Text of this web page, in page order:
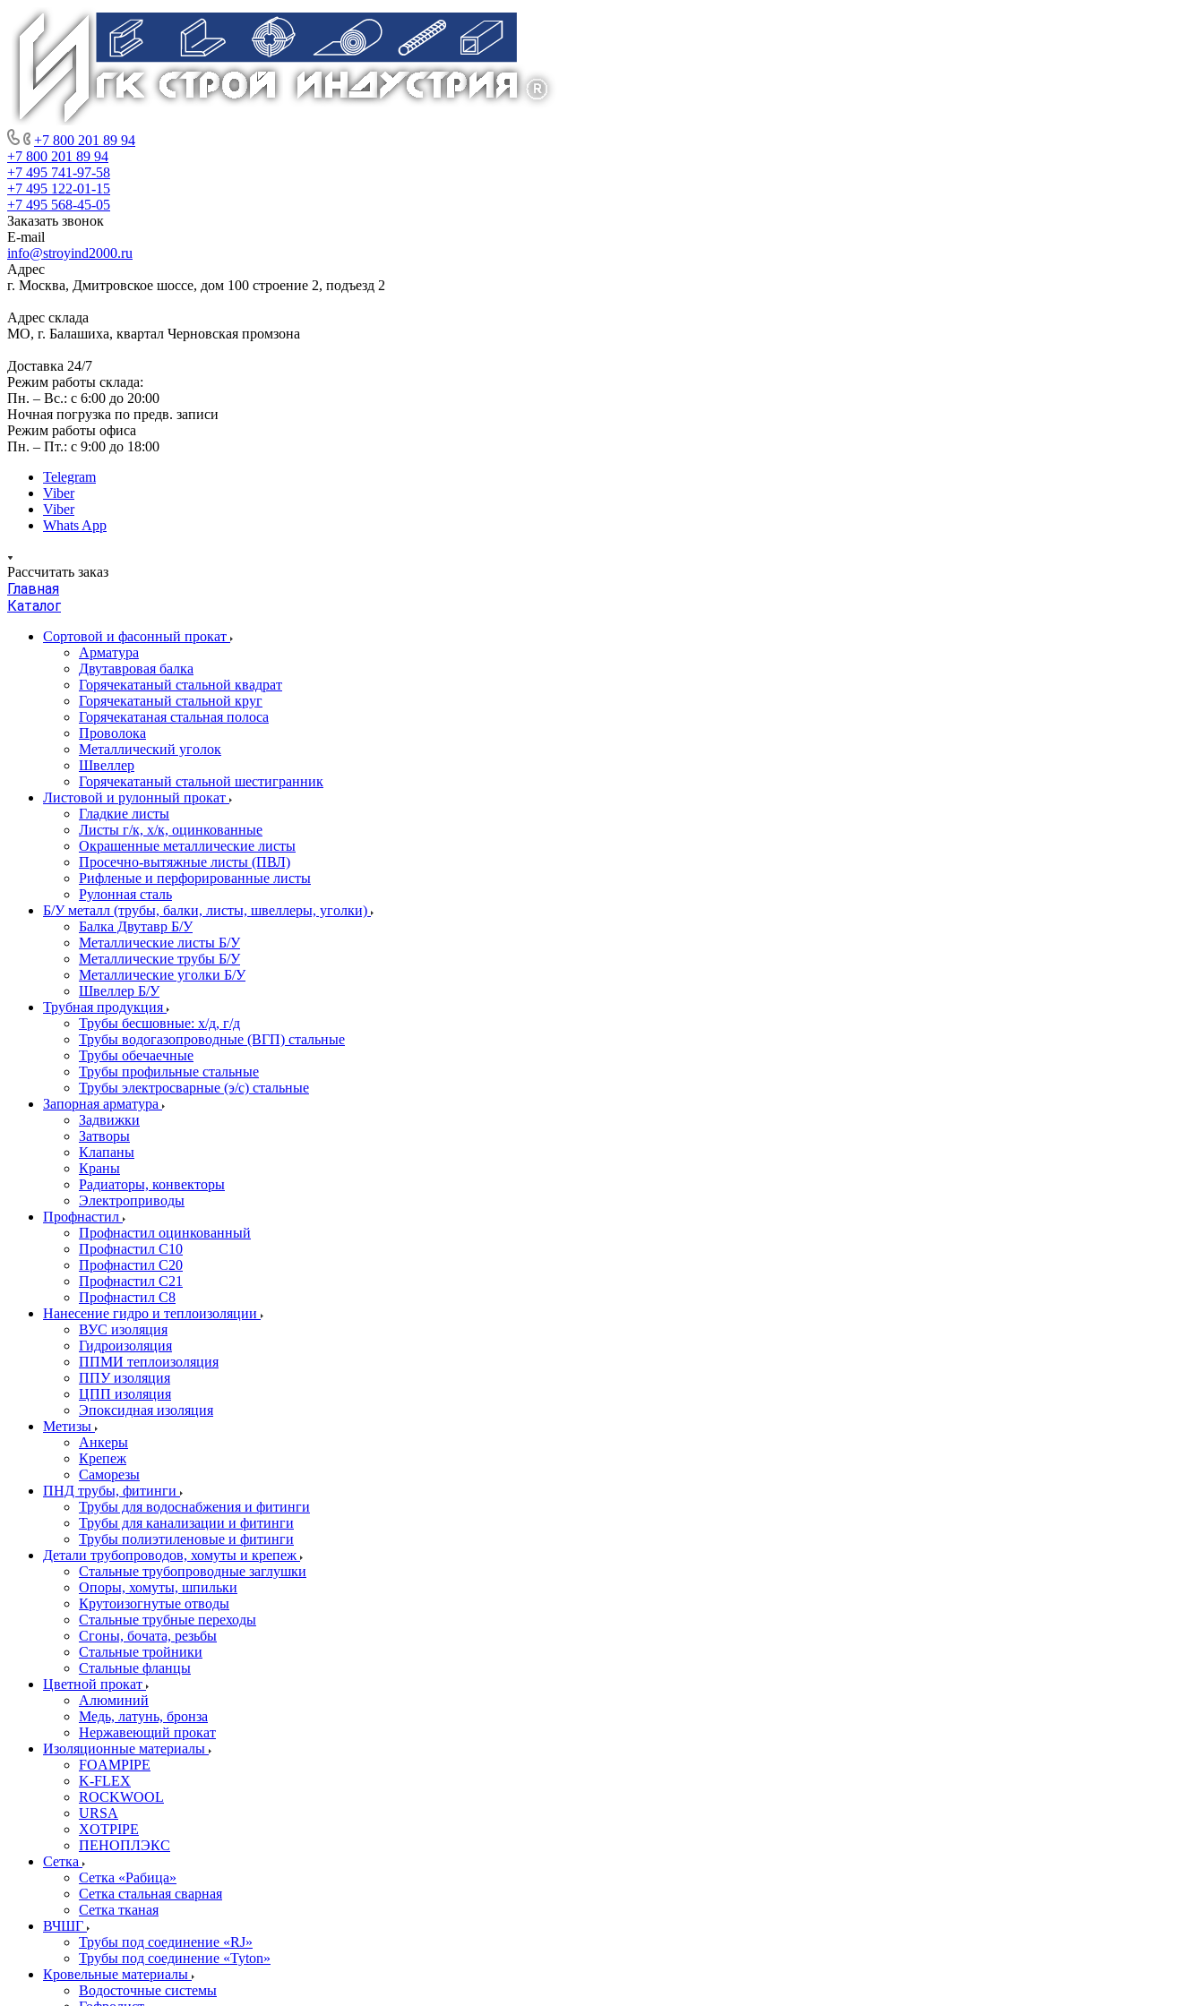
+7 800 201 89 94
+7 800 201 89 94
+7 495 741-97-58
+7 495 122-01-15
+7 495 568-45-05
Заказать звонок
E-mail
info@stroyind2000.ru
Адрес
г. Москва, Дмитровское шоссе, дом 100 строение 2, подъезд 2
Адрес склада
МО, г. Балашиха, квартал Черновская промзона
Доставка 24/7
Режим работы склада:
Пн. – Вс.: с 6:00 до 20:00
Ночная погрузка по предв. записи
Режим работы офиса
Пн. – Пт.: с 9:00 до 18:00
Telegram
Viber
Viber
Whats App
Рассчитать заказ
Главная
Каталог
Сортовой и фасонный прокат
Арматура
Двутавровая балка
Горячекатаный стальной квадрат
Горячекатаный стальной круг
Горячекатаная стальная полоса
Проволока
Металлический уголок
Швеллер
Горячекатаный стальной шестигранник
Листовой и рулонный прокат
Гладкие листы
Листы г/к, х/к, оцинкованные
Окрашенные металлические листы
Просечно-вытяжные листы (ПВЛ)
Рифленые и перфорированные листы
Рулонная сталь
Б/У металл (трубы, балки, листы, швеллеры, уголки)
Балка Двутавр Б/У
Металлические листы Б/У
Металлические трубы Б/У
Металлические уголки Б/У
Швеллер Б/У
Трубная продукция
Трубы бесшовные: х/д, г/д
Трубы водогазопроводные (ВГП) стальные
Трубы обечаечные
Трубы профильные стальные
Трубы электросварные (э/с) стальные
Запорная арматура
Задвижки
Затворы
Клапаны
Краны
Радиаторы, конвекторы
Электроприводы
Профнастил
Профнастил оцинкованный
Профнастил С10
Профнастил С20
Профнастил С21
Профнастил С8
Нанесение гидро и теплоизоляции
ВУС изоляция
Гидроизоляция
ППМИ теплоизоляция
ППУ изоляция
ЦПП изоляция
Эпоксидная изоляция
Метизы
Анкеры
Крепеж
Саморезы
ПНД трубы, фитинги
Трубы для водоснабжения и фитинги
Трубы для канализации и фитинги
Трубы полиэтиленовые и фитинги
Детали трубопроводов, хомуты и крепеж
Стальные трубопроводные заглушки
Опоры, хомуты, шпильки
Крутоизогнутые отводы
Стальные трубные переходы
Сгоны, бочата, резьбы
Стальные тройники
Стальные фланцы
Цветной прокат
Алюминий
Медь, латунь, бронза
Нержавеющий прокат
Изоляционные материалы
FOAMPIPE
K-FLEX
ROCKWOOL
URSA
XOTPIPE
ПЕНОПЛЭКС
Сетка
Сетка «Рабица»
Сетка стальная сварная
Сетка тканая
ВЧШГ
Трубы под соединение «RJ»
Трубы под соединение «Tyton»
Кровельные материалы
Водосточные системы